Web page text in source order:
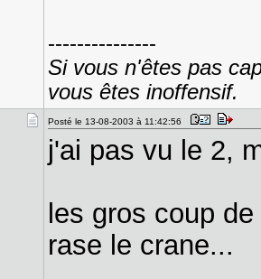
---------------
Si vous n'êtes pas
vous êtes inoffensif.
Posté le 13-08-2003 à 11:42:56
j'ai pas vu le 2,
les gros coup
rase le crane...